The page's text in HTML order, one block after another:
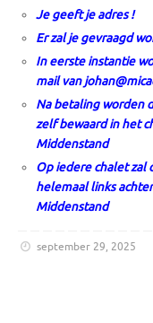
Je geeft je adres !
Er zal je gevraagd
In eerste instantie
mail van
Na betaling worden
zelf bewaard in het
Middenstand
Op iedere chalet zal
helemaal links
Middenstand
september 29, 2025